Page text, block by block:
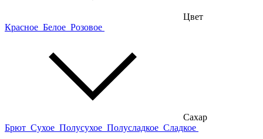
Цвет
Красное Белое Розовое
Сахар
Брют Сухое Полусухое Полусладкое Сладкое